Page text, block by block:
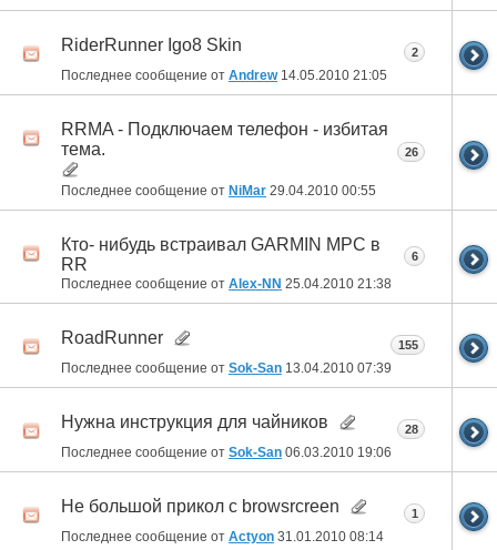
RiderRunner Igo8 Skin
Последнее сообщение от Andrew14.05.2010 21:05
2
RRMA - Подключаем телефон - избитая
тема.
Последнее сообщение от NiMar 29.04.2010 00:55
26
Кто- нибудь встраивал GARMIN MPC в
RR
Последнее сообщение от Alex-NN 25.04.2010 21:38
6
RoadRunner
Последнее сообщение от Sok-San 13.04.2010 07:39
155
Нужна инструкция для чайников
Последнее сообщение от Sok-San 06.03.2010 19:06
28
Не большой прикол c browsrcreen
Последнее сообщение от Actyon 31.01.2010 08:14
1